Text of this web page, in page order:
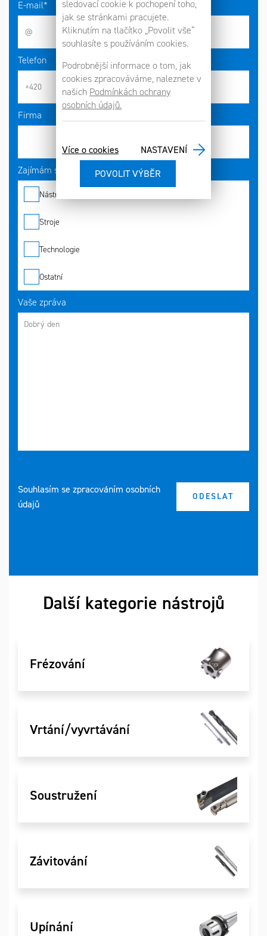
sledovací cookie k pochopení toho,
jak se stránkami pracujete.
Kliknutím na tlačítko „Povolit vše“
souhlasíte s používáním cookies.
Podrobnější informace o tom, jak
cookies zpracováváme, naleznete v
našich Podmínkách ochrany
osobních údajů.
Více o cookies NASTAVENÍ
E-mail*
Telefon
Firma
Zajímám se o*
Nástroje
Stroje
Technologie
Ostatní
Vaše zpráva
Souhlasím se zpracováním osobních
údajů
Další kategorie nástrojů
Frézování
Vrtání/vyvrtávání
Soustružení
Závitování
Upínání